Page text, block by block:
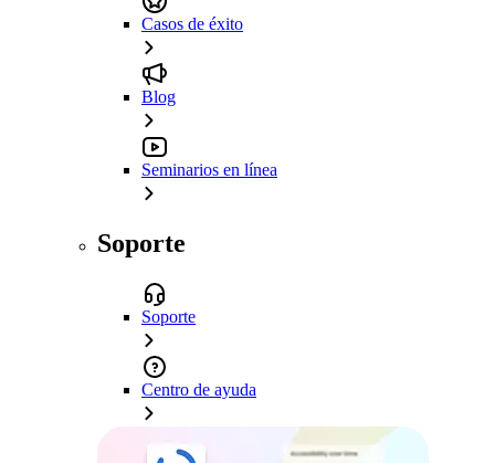
Casos de éxito
Blog
Seminarios en línea
Soporte
Soporte
Centro de ayuda